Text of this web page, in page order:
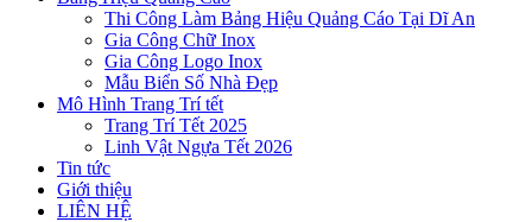
Thi Công Làm Bảng Hiệu Quảng Cáo Tại Dĩ An
Gia Công Chữ Inox
Gia Công Logo Inox
Mẫu Biển Số Nhà Đẹp
Mô Hình Trang Trí tết
Trang Trí Tết 2025
Linh Vật Ngựa Tết 2026
Tin tức
Giới thiệu
LIÊN HỆ